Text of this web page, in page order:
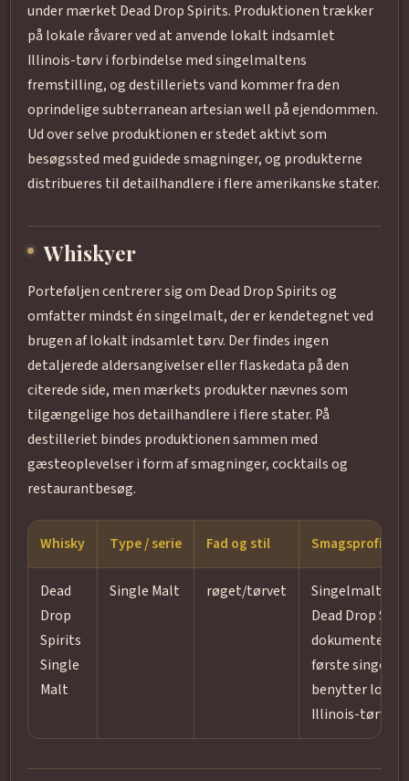
under mærket Dead Drop Spirits. Produktionen trækker
på lokale råvarer ved at anvende lokalt indsamlet
Illinois-tørv i forbindelse med singelmaltens
fremstilling, og destilleriets vand kommer fra den
oprindelige subterranean artesian well på ejendommen.
Ud over selve produktionen er stedet aktivt som
besøgssted med guidede smagninger, og produkterne
distribueres til detailhandlere i flere amerikanske stater.
Whiskyer
Porteføljen centrerer sig om Dead Drop Spirits og
omfatter mindst én singelmalt, der er kendetegnet ved
brugen af lokalt indsamlet tørv. Der findes ingen
detaljerede aldersangivelser eller flaskedata på den
citerede side, men mærkets produkter nævnes som
tilgængelige hos detailhandlere i flere stater. På
destilleriet bindes produktionen sammen med
gæsteoplevelser i form af smagninger, cocktails og
restaurantbesøg.
Whisky Type / serie Fad og stil Smagsprofil
Dead
Drop
Spirits
Single
Malt
Single Malt røget/tørvet
Singelmalt
Dead Drop
dokumenteret
første
benytter
Illinois-tørv.